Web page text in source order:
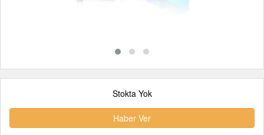
Stokta Yok
Haber Ver